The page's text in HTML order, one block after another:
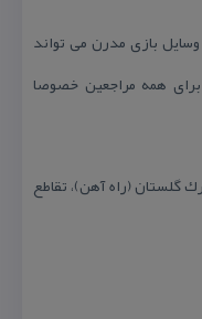
با وسایل بازی مدرن می تواند
همه مراجعین خصوصا
گلستان (راه آهن)، تقاطع